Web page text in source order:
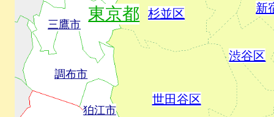
新
世田谷区
渋谷区
杉並区
三鷹市
調布市
狛江市
東京都